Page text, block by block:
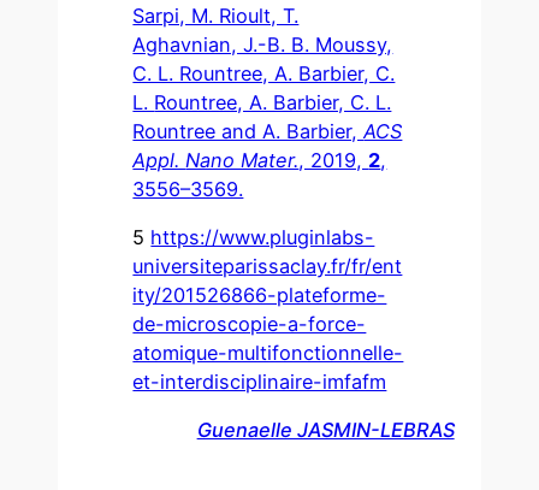
Sarpi, M. Rioult, T.
Aghavnian, J.-B. B. Moussy,
C. L. Rountree, A. Barbier, C.
L. Rountree, A. Barbier, C. L.
Rountree and A. Barbier,ACS
Appl. Nano Mater., 2019, 2,
3556–3569.
5 https://www.pluginlabs-
universiteparissaclay.fr/fr/ent
ity/201526866-plateforme-
de-microscopie-a-force-
atomique-multifonctionnelle-
et-interdisciplinaire-imfafm
Guenaelle JASMIN-LEBRAS